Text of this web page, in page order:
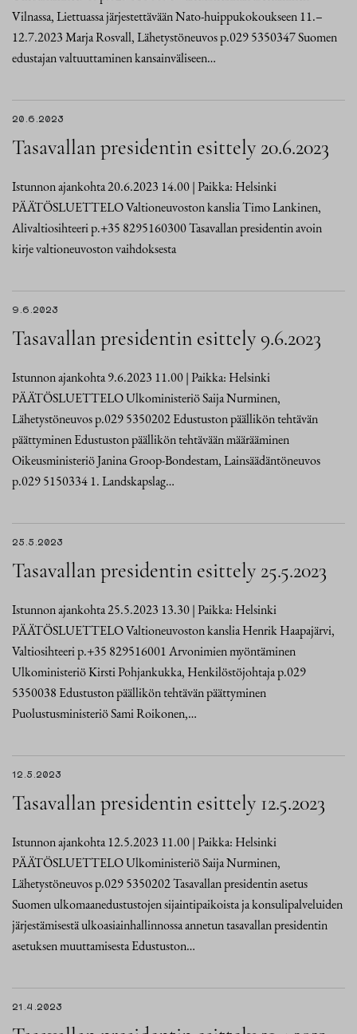
Vilnassa, Liettuassa järjestettävään Nato-huippukokoukseen 11.–
12.7.2023 Marja Rosvall, Lähetystöneuvos p.029 5350347 Suomen
edustajan valtuuttaminen kansainväliseen…
20.6.2023
Tasavallan presidentin esittely 20.6.2023
Istunnon ajankohta 20.6.2023 14.00 | Paikka: Helsinki
PÄÄTÖSLUETTELO Valtioneuvoston kanslia Timo Lankinen,
Alivaltiosihteeri p.+35 8295160300 Tasavallan presidentin avoin
kirje valtioneuvoston vaihdoksesta
9.6.2023
Tasavallan presidentin esittely 9.6.2023
Istunnon ajankohta 9.6.2023 11.00 | Paikka: Helsinki
PÄÄTÖSLUETTELO Ulkoministeriö Saija Nurminen,
Lähetystöneuvos p.029 5350202 Edustuston päällikön tehtävän
päättyminen Edustuston päällikön tehtävään määrääminen
Oikeusministeriö Janina Groop-Bondestam, Lainsäädäntöneuvos
p.029 5150334 1. Landskapslag…
25.5.2023
Tasavallan presidentin esittely 25.5.2023
Istunnon ajankohta 25.5.2023 13.30 | Paikka: Helsinki
PÄÄTÖSLUETTELO Valtioneuvoston kanslia Henrik Haapajärvi,
Valtiosihteeri p.+35 829516001 Arvonimien myöntäminen
Ulkoministeriö Kirsti Pohjankukka, Henkilöstöjohtaja p.029
5350038 Edustuston päällikön tehtävän päättyminen
Puolustusministeriö Sami Roikonen,…
12.5.2023
Tasavallan presidentin esittely 12.5.2023
Istunnon ajankohta 12.5.2023 11.00 | Paikka: Helsinki
PÄÄTÖSLUETTELO Ulkoministeriö Saija Nurminen,
Lähetystöneuvos p.029 5350202 Tasavallan presidentin asetus
Suomen ulkomaanedustustojen sijaintipaikoista ja konsulipalveluiden
järjestämisestä ulkoasiainhallinnossa annetun tasavallan presidentin
asetuksen muuttamisesta Edustuston…
21.4.2023